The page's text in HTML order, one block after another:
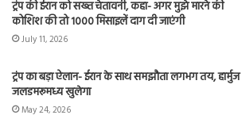
ट्रंप की ईरान को सख्त चेतावनी, कहा- अगर मुझे मारने की
कोशिश की तो 1000 मिसाइलें दाग दी जाएंगी
July 11, 2026
ट्रंप का बड़ा ऐलान- ईरान के साथ समझौता लगभग तय, हार्मुज
जलडमरूमध्य खुलेगा
May 24, 2026